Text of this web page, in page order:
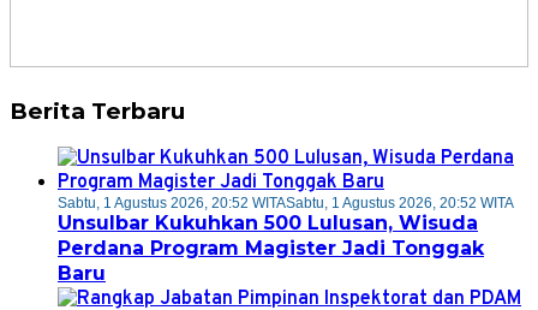
Berita Terbaru
Sabtu, 1 Agustus 2026, 20:52 WITASabtu, 1 Agustus 2026, 20:52 WITA
Unsulbar Kukuhkan 500 Lulusan, Wisuda
Perdana Program Magister Jadi Tonggak
Baru